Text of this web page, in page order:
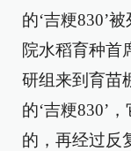
的‘吉粳830’
院水稻育种首
研组来到育苗
的‘吉粳830’
的，再经过反